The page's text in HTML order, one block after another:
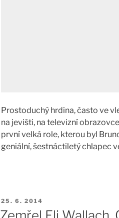
Prostoduchý hrdina, často ve
na jevišti, na televizní
první velká role, kterou byl
geniální, šestnáctiletý chlapec
PUBLIKOVÁNO
25. 6. 2014